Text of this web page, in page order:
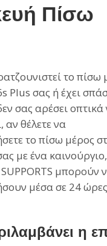
Πίσω
το πίσω
Plus σας ή έχει
σας αρέσει οπτικά
αν θέλετε να
τo πίσω μέρος
με ένα καινούργιο,
μπορούν
μέσα σε 24 ώρες
η